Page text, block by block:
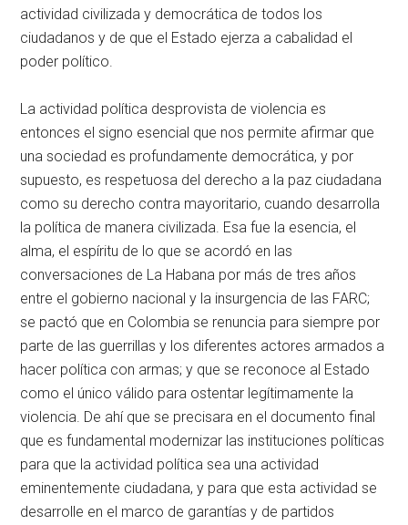
actividad civilizada y democrática de todos los
ciudadanos y de que el Estado ejerza a cabalidad el
poder político.
La actividad política desprovista de violencia es
entonces el signo esencial que nos permite afirmar que
una sociedad es profundamente democrática, y por
supuesto, es respetuosa del derecho a la paz ciudadana
como su derecho contra mayoritario, cuando desarrolla
la política de manera civilizada. Esa fue la esencia, el
alma, el espíritu de lo que se acordó en las
conversaciones de La Habana por más de tres años
entre el gobierno nacional y la insurgencia de las FARC;
se pactó que en Colombia se renuncia para siempre por
parte de las guerrillas y los diferentes actores armados a
hacer política con armas; y que se reconoce al Estado
como el único válido para ostentar legítimamente la
violencia. De ahí que se precisara en el documento final
que es fundamental modernizar las instituciones políticas
para que la actividad política sea una actividad
eminentemente ciudadana, y para que esta actividad se
desarrolle en el marco de garantías y de partidos